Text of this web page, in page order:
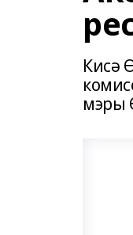
Кисә
мэры